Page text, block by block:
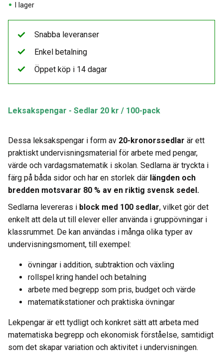
I lager
Leksakspengar - Sedlar 20 kr / 100-pack
Dessa leksakspengar i form av 20-kronorssedlar är ett
praktiskt undervisningsmaterial för arbete med pengar,
värde och vardagsmatematik i skolan. Sedlarna är tryckta i
färg på båda sidor och har en storlek där längden och
bredden motsvarar 80 % av en riktig svensk sedel.
Sedlarna levereras i block med 100 sedlar, vilket gör det
enkelt att dela ut till elever eller använda i gruppövningar i
klassrummet. De kan användas i många olika typer av
undervisningsmoment, till exempel:
övningar i addition, subtraktion och växling
rollspel kring handel och betalning
arbete med begrepp som pris, budget och värde
matematikstationer och praktiska övningar
Lekpengar är ett tydligt och konkret sätt att arbeta med
matematiska begrepp och ekonomisk förståelse, samtidigt
som det skapar variation och aktivitet i undervisningen.
Snabba leveranser
Enkel betalning
Öppet köp i 14 dagar